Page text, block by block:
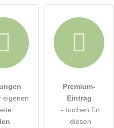
eigenen
Premium-
Eintrag
- buchen für
diesen